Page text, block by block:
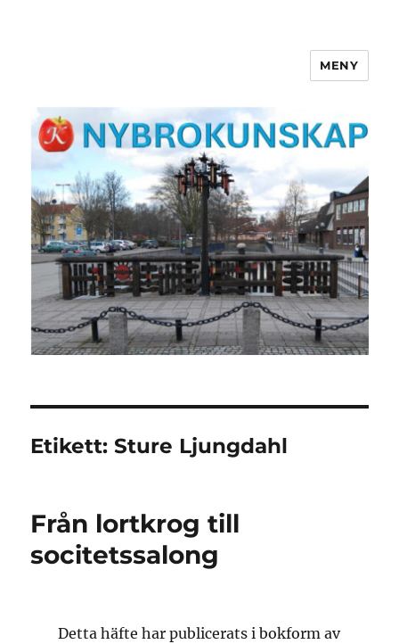
MENY
Etikett:Sture Ljungdahl
Från lortkrog till
socitetssalong
Detta häfte har publicerats i bokform av